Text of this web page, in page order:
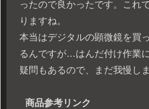
ったので良かったです。これ
りますね。
本当はデジタルの顕微鏡を買
るんですが…はんだ付け作業
疑問もあるので、まだ我慢し
商品参考リンク